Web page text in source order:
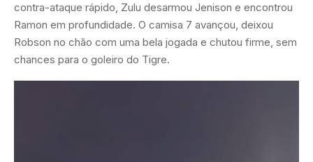
contra-ataque rápido, Zulu desarmou Jenison e encontrou
Ramon em profundidade. O camisa 7 avançou, deixou
Robson no chão com uma bela jogada e chutou firme, sem
chances para o goleiro do Tigre.